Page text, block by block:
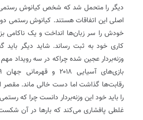
دیگر را متحمل شد که شخص کیانوش رستمی
اصلی این اتفاقات هستند. کیانوش رستمی
خودش را سر زبان‌ها انداخت و یک ناکامی
کاری خود به ثبت رساند. شاید دیگر
رقابت‌ها گذاشت اما دست خالی ماند. مقصر
را باید خود این وزنه‌بردار دانست چرا که
غلطی پافشاری می‌کند که بارها در آن